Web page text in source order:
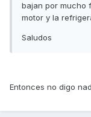
bajan por mucho
motor y la
Saludos
Entonces no digo